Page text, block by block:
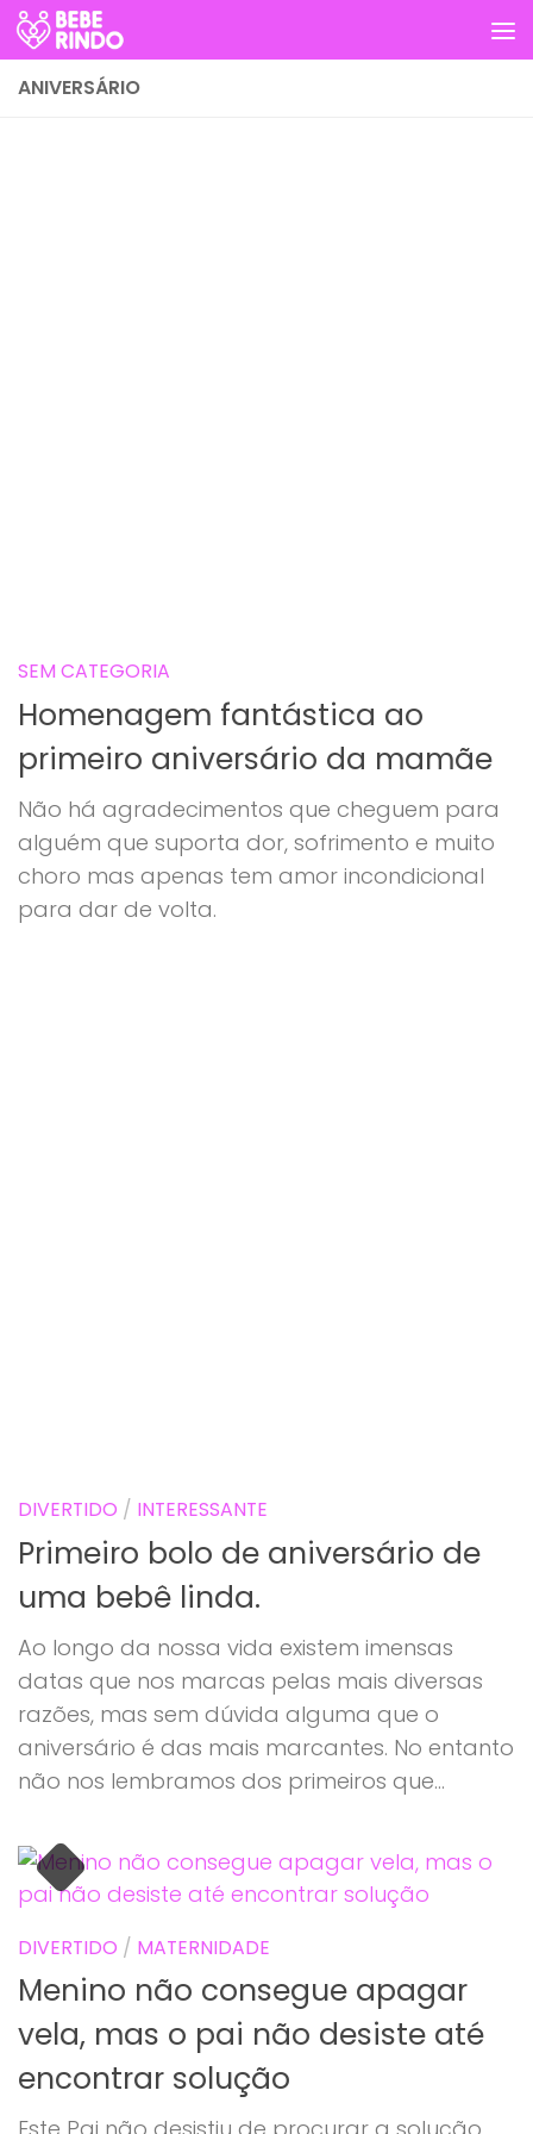
Skip to content
ANIVERSÁRIO
SEM CATEGORIA
Homenagem fantástica ao
primeiro aniversário da mamãe
Não há agradecimentos que cheguem para
alguém que suporta dor, sofrimento e muito
choro mas apenas tem amor incondicional
para dar de volta.
DIVERTIDO / INTERESSANTE
Primeiro bolo de aniversário de
uma bebê linda.
Ao longo da nossa vida existem imensas
datas que nos marcas pelas mais diversas
razões, mas sem dúvida alguma que o
aniversário é das mais marcantes. No entanto
não nos lembramos dos primeiros que...
DIVERTIDO / MATERNIDADE
Menino não consegue apagar
vela, mas o pai não desiste até
encontrar solução